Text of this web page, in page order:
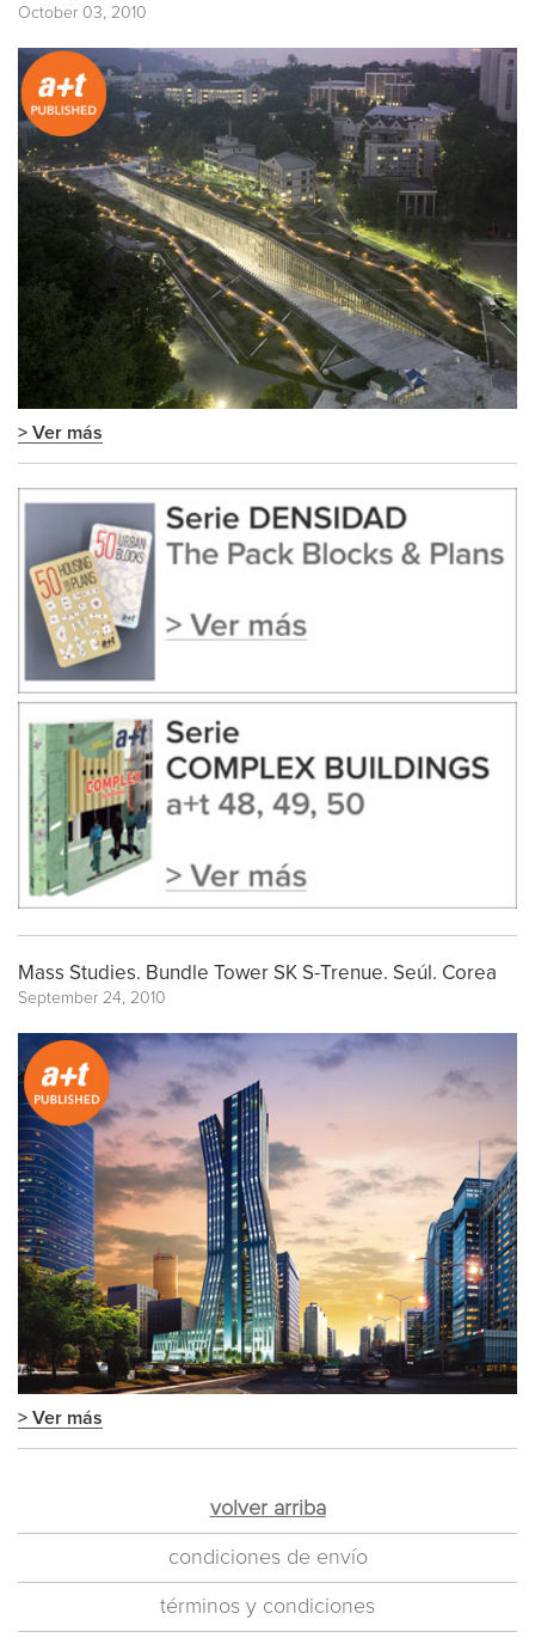
October 03, 2010
> Ver más
Mass Studies. Bundle Tower SK S-Trenue. Seúl. Corea
September 24, 2010
> Ver más
volver arriba
condiciones de envío
términos y condiciones